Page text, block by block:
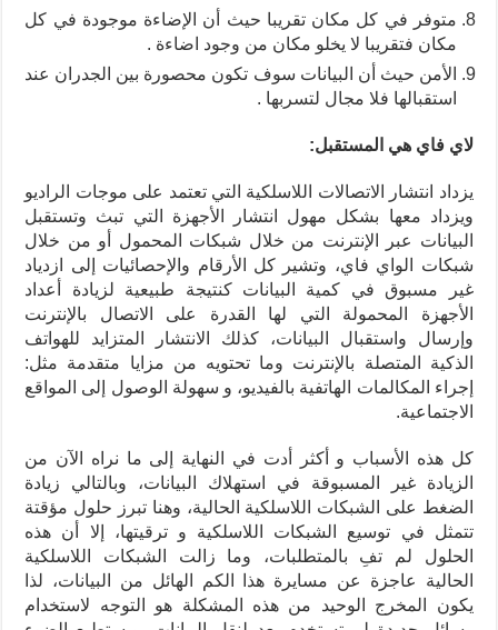
متوفر في كل مكان تقريبا حيث أن الإضاءة موجودة في كل
مكان فتقريبا لا يخلو مكان من وجود اضاءة .
الأمن حيث أن البيانات سوف تكون محصورة بين الجدران عند
استقبالها فلا مجال لتسربها .
لاي فاي هي المستقبل:
يزداد انتشار الاتصالات اللاسلكية التي تعتمد على موجات الراديو
ويزداد معها بشكل مهول انتشار الأجهزة التي تبث وتستقبل
البيانات عبر الإنترنت من خلال شبكات المحمول أو من خلال
شبكات الواي فاي، وتشير كل الأرقام والإحصائيات إلى ازدياد
غير مسبوق في كمية البيانات كنتيجة طبيعية لزيادة أعداد
الأجهزة المحمولة التي لها القدرة على الاتصال بالإنترنت
وإرسال واستقبال البيانات، كذلك الانتشار المتزايد للهواتف
الذكية المتصلة بالإنترنت وما تحتويه من مزايا متقدمة مثل:
إجراء المكالمات الهاتفية بالفيديو، و سهولة الوصول إلى المواقع
الاجتماعية.
كل هذه الأسباب و أكثر أدت في النهاية إلى ما نراه الآن من
الزيادة غير المسبوقة في استهلاك البيانات، وبالتالي زيادة
الضغط على الشبكات اللاسلكية الحالية، وهنا تبرز حلول مؤقتة
تتمثل في توسيع الشبكات اللاسلكية و ترقيتها، إلا أن هذه
الحلول لم تفِ بالمتطلبات، وما زالت الشبكات اللاسلكية
الحالية عاجزة عن مسايرة هذا الكم الهائل من البيانات، لذا
يكون المخرج الوحيد من هذه المشكلة هو التوجه لاستخدام